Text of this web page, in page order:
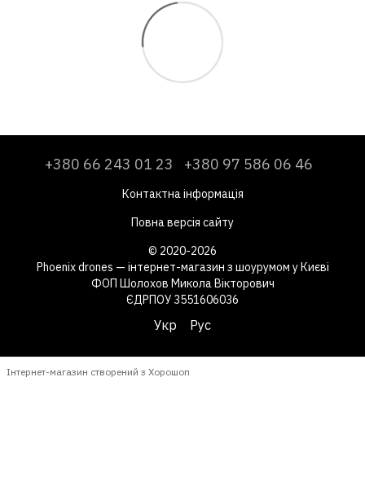
+380 66 243 01 23 +380 97 586 06 46
Контактна інформація
Повна версія сайту
© 2020-2026
Phoenix drones — інтернет-магазин з шоурумом у Києві
ФОП Шолохов Микола Вікторович
ЄДРПОУ 3551606036
Укр Рус
Інтернет-магазин створений з Хорошоп